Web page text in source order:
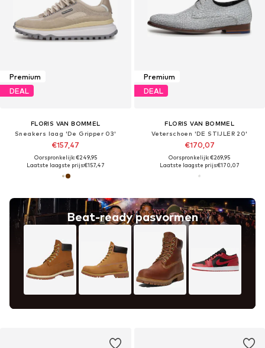
Premium
DEAL
FLORIS VAN BOMMEL
Sneakers laag 'De Gripper 03'
€157,47
Oorspronkelijk: €249,95
Laatste laagste prijs:€157,47
Beat-ready pasvormen
Premium
DEAL
FLORIS VAN BOMMEL
Veterschoen 'DE STIJLER 20'
€170,07
Oorspronkelijk: €269,95
Laatste laagste prijs:€170,07